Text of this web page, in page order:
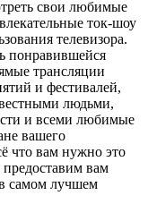
свои любимые
ток-шоу
телевизора.
понравившейся
трансляции
и фестивалей,
людьми,
и всеми любимые
вашего
что вам нужно это
вам
самом лучшем